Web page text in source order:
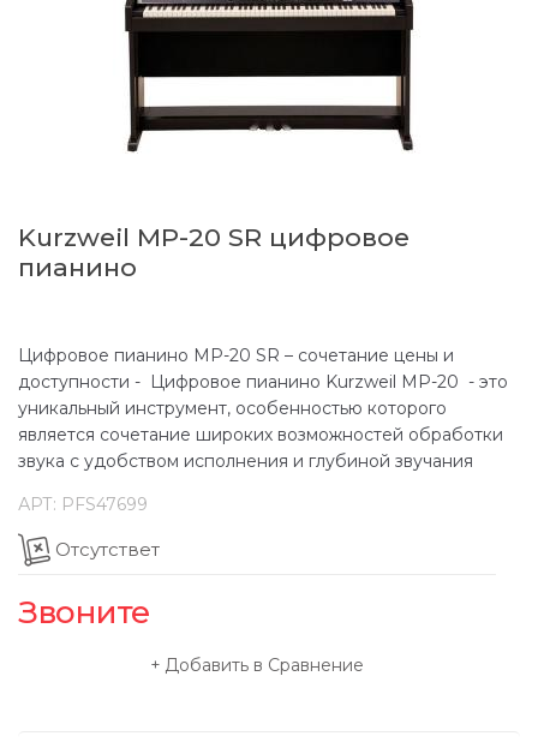
Kurzweil MP-20 SR цифровое
пианино
Цифровое пианино МР-20 SR – сочетание цены и
доступности - Цифровое пианино Kurzweil МР-20 - это
уникальный инструмент, особенностью которого
является сочетание широких возможностей обработки
звука с удобством исполнения и глубиной звучания
АРТ: PFS47699
Отсутствет
Звоните
Добавить в Сравнение